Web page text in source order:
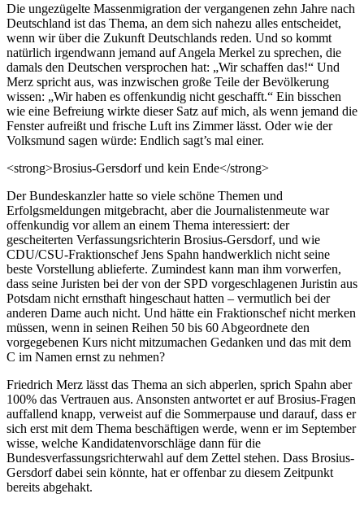
Die ungezügelte Massenmigration der vergangenen zehn Jahre nach
Deutschland ist das Thema, an dem sich nahezu alles entscheidet,
wenn wir über die Zukunft Deutschlands reden. Und so kommt
natürlich irgendwann jemand auf Angela Merkel zu sprechen, die
damals den Deutschen versprochen hat: „Wir schaffen das!“ Und
Merz spricht aus, was inzwischen große Teile der Bevölkerung
wissen: „Wir haben es offenkundig nicht geschafft.“ Ein bisschen
wie eine Befreiung wirkte dieser Satz auf mich, als wenn jemand die
Fenster aufreißt und frische Luft ins Zimmer lässt. Oder wie der
Volksmund sagen würde: Endlich sagt’s mal einer.
<strong>Brosius-Gersdorf und kein Ende</strong>
Der Bundeskanzler hatte so viele schöne Themen und
Erfolgsmeldungen mitgebracht, aber die Journalistenmeute war
offenkundig vor allem an einem Thema interessiert: der
gescheiterten Verfassungsrichterin Brosius-Gersdorf, und wie
CDU/CSU-Fraktionschef Jens Spahn handwerklich nicht seine
beste Vorstellung ablieferte. Zumindest kann man ihm vorwerfen,
dass seine Juristen bei der von der SPD vorgeschlagenen Juristin aus
Potsdam nicht ernsthaft hingeschaut hatten – vermutlich bei der
anderen Dame auch nicht. Und hätte ein Fraktionschef nicht merken
müssen, wenn in seinen Reihen 50 bis 60 Abgeordnete den
vorgegebenen Kurs nicht mitzumachen Gedanken und das mit dem
C im Namen ernst zu nehmen?
Friedrich Merz lässt das Thema an sich abperlen, sprich Spahn aber
100% das Vertrauen aus. Ansonsten antwortet er auf Brosius-Fragen
auffallend knapp, verweist auf die Sommerpause und darauf, dass er
sich erst mit dem Thema beschäftigen werde, wenn er im September
wisse, welche Kandidatenvorschläge dann für die
Bundesverfassungsrichterwahl auf dem Zettel stehen. Dass Brosius-
Gersdorf dabei sein könnte, hat er offenbar zu diesem Zeitpunkt
bereits abgehakt.